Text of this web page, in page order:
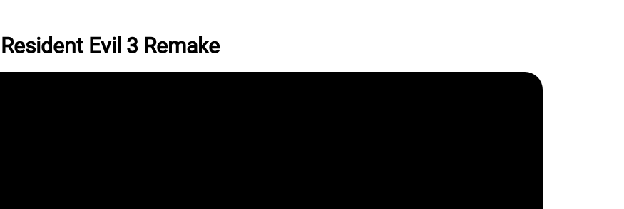
Resident Evil 3 Remake